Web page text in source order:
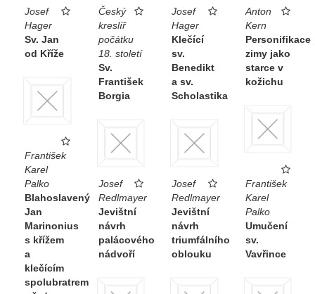
střídající se sled výklenků a oken s postavami
sv. Prokopa a Sv. Vojtěcha na oblaku. Kresba
snad představuje nerealizovanou variantu
výzdoby klenby kostela sv. Ducha v Libáni
nebo kostela Panny Marie Utěšitelky v
Klášterci nad Ohří.
Josef
Hager
Sv. Jan
od Kříže
Český
kreslíř
počátku
18. století
Sv.
František
Borgia
Josef
Hager
Klečící
sv.
Benedikt
a sv.
Scholastika
Anton
Kern
Personifikace
zimy jako
starce v
kožichu
František
Karel
Palko
Blahoslavený
Jan
Marinonius
s křížem
a
klečícím
spolubratrem
František
Karel
Palko
Umučení
sv.
Vavřince
Josef
Redlmayer
Jevištní
návrh
palácového
nádvoří
Josef
Redlmayer
Jevištní
návrh
triumfálního
oblouku